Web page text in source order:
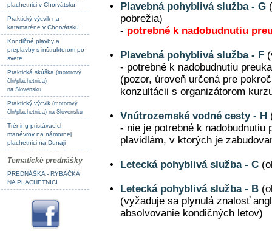
plachetnici v Chorvátsku
Praktický výcvik na
katamaréne v Chorvátsku
Kondičné plavby a
preplavby s inštruktorom po
svete
Praktická skúška (motorový
čln/plachetnica)
na Slovensku
Praktický výcvik (motorový
čln/plachetnica) na Slovensku
Tréning pristávacích
manévrov na námornej
plachetnici na Dunaji
Tematické prednášky
PREDNÁŠKA - RYBAČKA
NA PLACHETNICI
Plavebná pohyblivá služba - G
pobrežia)
- potrebné k nadobudnutiu
Plavebná pohyblivá služba - F
- potrebné k nadobudnutiu
(pozor, úroveň určená pre
konzultácii s organizátorom
Vnútrozemské vodné cesty - H
- nie je potrebné k nadobudnutiu
plavidlám, v ktorých je
Letecká pohyblivá služba - C
Letecká pohyblivá služba - B
(vyžaduje sa plynulá znalosť
absolvovanie kondičných letov)